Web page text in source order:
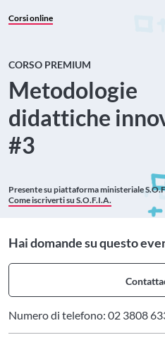
Corsi online
CORSO PREMIUM
Metodologie
didattiche
#3
Presente su piattaforma ministeriale
Come iscriverti su S.O.F.I.A.
Hai domande su questo
Numero di telefono: 02 3808